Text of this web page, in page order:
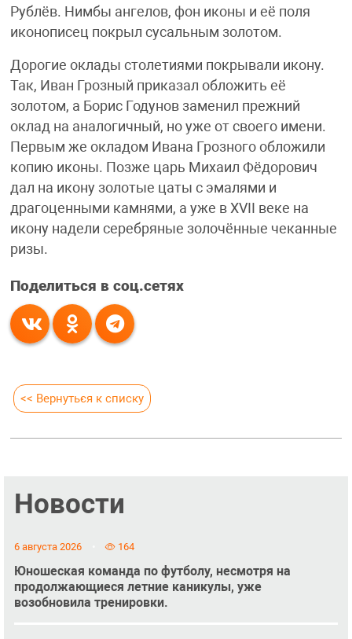
Рублёв. Нимбы ангелов, фон иконы и её поля
иконописец покрыл сусальным золотом.
Дорогие оклады столетиями покрывали икону.
Так, Иван Грозный приказал обложить её
золотом, а Борис Годунов заменил прежний
оклад на аналогичный, но уже от своего имени.
Первым же окладом Ивана Грозного обложили
копию иконы. Позже царь Михаил Фёдорович
дал на икону золотые цаты с эмалями и
драгоценными камнями, а уже в XVII веке на
икону надели серебряные золочённые чеканные
ризы.
Поделиться в соц.сетях
<< Вернуться к списку
Новости
6 августа 2026 164
Юношеская команда по футболу, несмотря на
продолжающиеся летние каникулы, уже
возобновила тренировки.